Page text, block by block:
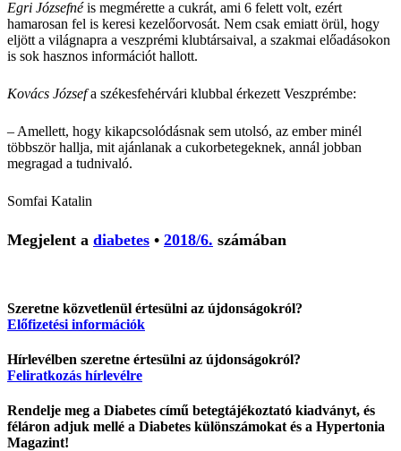
Egri Józsefnéis megmérette a cukrát, ami 6 felett volt, ezért
hamarosan fel is keresi kezelőorvosát. Nem csak emiatt örül, hogy
eljött a világnapra a veszprémi klubtársaival, a szakmai előadásokon
is sok hasznos információt hallott.
Kovács Józsefa székesfehérvári klubbal érkezett Veszprémbe:
– Amellett, hogy kikapcsolódásnak sem utolsó, az ember minél
többször hallja, mit ajánlanak a cukorbetegeknek, annál jobban
megragad a tudnivaló.
Somfai Katalin
Megjelent a diabetes • 2018/6. számában
Szeretne közvetlenül értesülni az újdonságokról?
Előfizetési információk
Hírlevélben szeretne értesülni az újdonságokról?
Feliratkozás hírlevélre
Rendelje meg a Diabetes című betegtájékoztató kiadványt, és
féláron adjuk mellé a Diabetes különszámokat és a Hypertonia
Magazint!